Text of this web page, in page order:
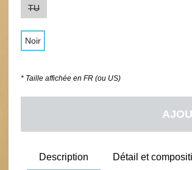
TU
Noir
* Taille affichée en FR (ou US)
Description Détail et